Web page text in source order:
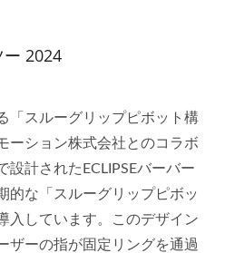
ー 2024
「スルーグリップピボット構
ーション株式会社とのコラボ
設計されたECLIPSEバーバー
的な「スルーグリップピボッ
入しています。このデザイン
ザーの指が固定リングを通過